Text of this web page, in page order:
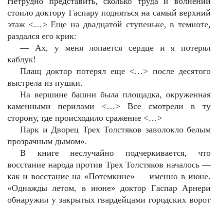
стоило доктору Гаспару подняться на самый верхний
этаж <…> Еще на двадцатой ступеньке, в темноте,
раздался его крик:
—Ах, у меня лопается сердце и я потерял
каблук!
Плащ доктор потерял еще <…> после десятого
выстрела из пушки.
На вершине башни была площадка, окруженная
каменными перилами <…> Все смотрели в ту
сторону, где происходило сражение <…>
Парк и Дворец Трех Толстяков заволокло белым
прозрачным дымом».
В книге неслучайно подчеркивается, что
восстание народа против Трех Толстяков началось —
как и восстание на «Потемкине» — именно в июне.
«Однажды летом, в июне» доктор Гаспар Арнери
обнаружил у закрытых гвардейцами городских ворот